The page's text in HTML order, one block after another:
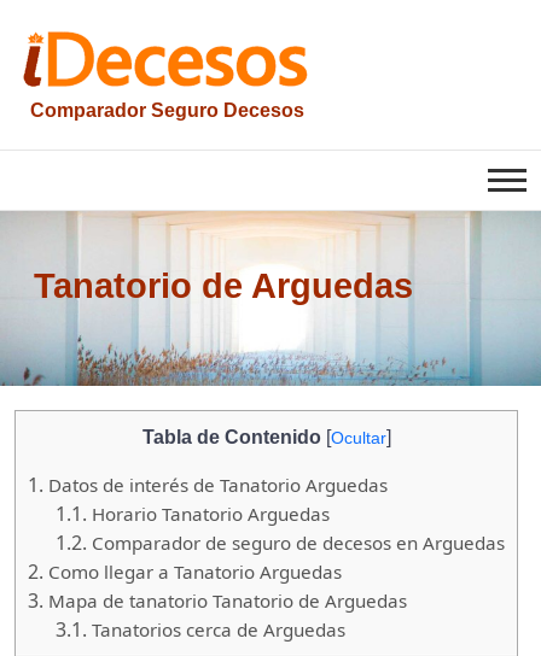
contenido
Comparador Seguro Decesos
iesquelas
Tanatorio de Arguedas
Tabla de Contenido [Ocultar]
1. Datos de interés de Tanatorio Arguedas
1.1. Horario Tanatorio Arguedas
1.2. Comparador de seguro de decesos en Arguedas
2. Como llegar a Tanatorio Arguedas
3. Mapa de tanatorio Tanatorio de Arguedas
3.1. Tanatorios cerca de Arguedas